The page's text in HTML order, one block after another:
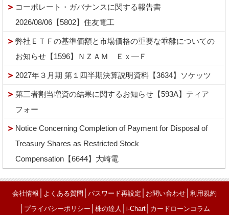
コーポレート・ガバナンスに関する報告書
2026/08/06【5802】住友電工
弊社ＥＴＦの基準価額と市場価格の重要な乖離についての
お知らせ【1596】ＮＺＡＭ Ｅｘ―Ｆ
2027年３月期 第１四半期決算説明資料【3634】ソケッツ
第三者割当増資の結果に関するお知らせ【593A】ティア
フォー
Notice Concerning Completion of Payment for Disposal of
Treasury Shares as Restricted Stock
Compensation【6644】大崎電
会社情報 よくある質問 パスワード再設定 お問い合わせ 利用規約
プライバシーポリシー 株の達人 i-Chart│ カードローンコラム